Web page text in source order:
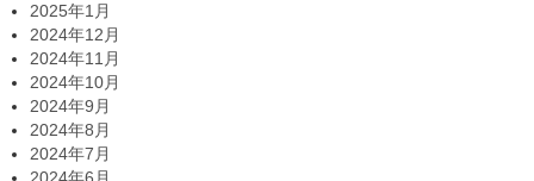
2025年1月
2024年12月
2024年11月
2024年10月
2024年9月
2024年8月
2024年7月